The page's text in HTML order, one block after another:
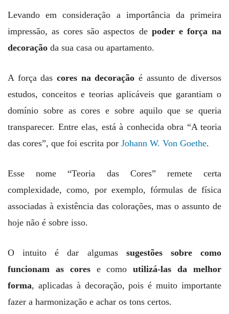
Levando em consideração a importância da primeira
impressão, as cores são aspectos de poder e força na
decoração da sua casa ou apartamento.
A força das cores na decoração é assunto de diversos
estudos, conceitos e teorias aplicáveis que garantiam o
domínio sobre as cores e sobre aquilo que se queria
transparecer. Entre elas, está à conhecida obra “A teoria
das cores”, que foi escrita por Johann W. Von Goethe.
Esse nome “Teoria das Cores” remete certa
complexidade, como, por exemplo, fórmulas de física
associadas à existência das colorações, mas o assunto de
hoje não é sobre isso.
O intuito é dar algumas sugestões sobre como
funcionam as corese comoutilizá-las da melhor
forma, aplicadas à decoração, pois é muito importante
fazer a harmonização e achar os tons certos.